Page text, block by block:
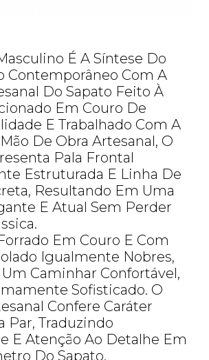
É A Síntese Do
Contemporâneo Com A
Do Sapato Feito À
Em Couro De
E Trabalhado Com A
De Obra Artesanal, O
Pala Frontal
Estruturada E Linha De
Resultando Em Uma
E Atual Sem Perder
Em Couro E Com
Igualmente Nobres,
Caminhar Confortável,
Sofisticado. O
Confere Caráter
Par, Traduzindo
E Atenção Ao Detalhe Em
Do Sapato.